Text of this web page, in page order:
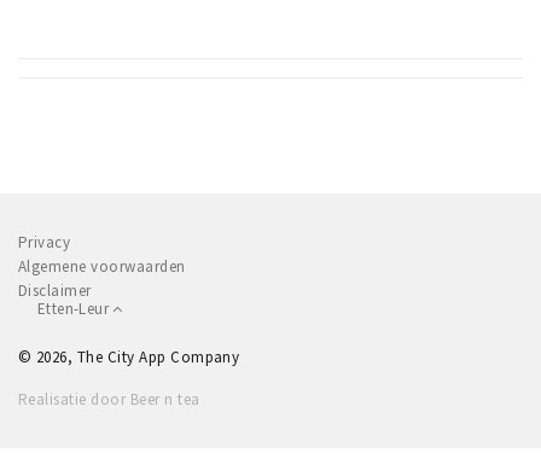
Privacy
Algemene voorwaarden
Disclaimer
Etten-Leur
© 2026, The City App Company
Realisatie door Beer n tea